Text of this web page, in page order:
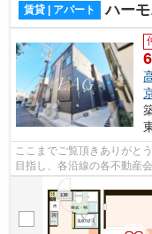
賃貸 | アパート ハー
ここまでご覧頂きありがと
目指し、各沿線の各不動産
様へ提供しております！最